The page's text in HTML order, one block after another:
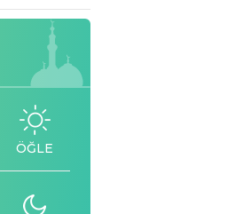
ÖĞLE